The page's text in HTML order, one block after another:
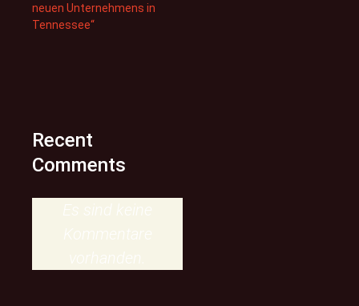
neuen Unternehmens in
Tennessee“
Recent
Comments
Es sind keine
Kommentare
vorhanden.